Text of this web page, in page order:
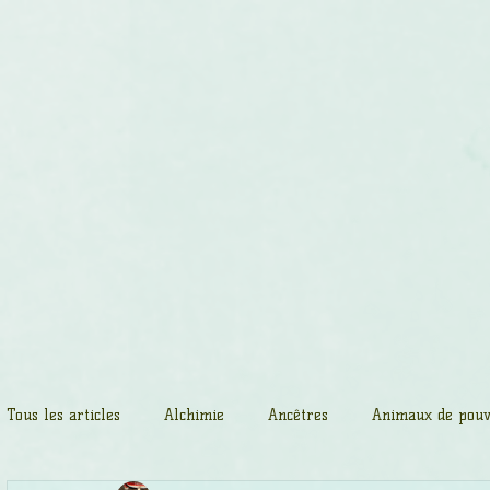
Tous les articles Alchimie Ancêtres Animaux de